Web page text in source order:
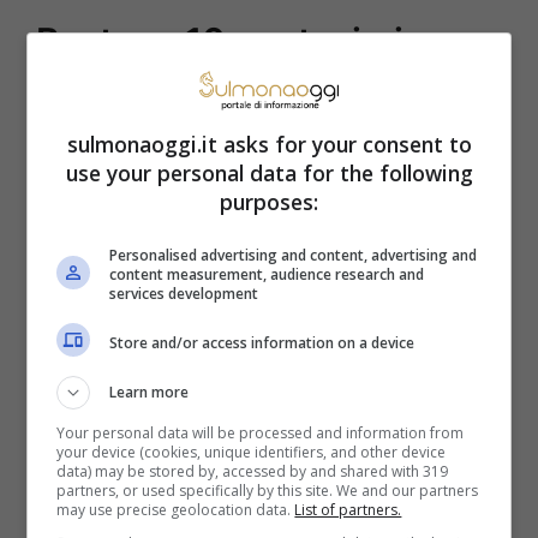
Bastano 10 centesimi per
vincere 1.000 euro e si
gioca così
Il nuovo Gratta e Vinci online si chiama 4’s
Galore e si gioca in modo molto facile.
Avete 4 Numeri Vincenti da grattare e sei
caselline, che nascondono, ciascuna, 4 I
tuoi numeri, da scoprire. Ovviamente, se
sotto una di queste caselline troverete uno
o più Numeri Vincenti vincerete il premio
corrispondente. Che potrà essere
sulmonaoggi.it asks for your consent to
use your personal data for the following
purposes:
Personalised advertising and content, advertising and
content measurement, audience research and
services development
Store and/or access information on a device
Learn more
Your personal data will be processed and information from
your device (cookies, unique identifiers, and other device
data) may be stored by, accessed by and shared with 319
partners, or used specifically by this site. We and our partners
may use precise geolocation data. List of partners.